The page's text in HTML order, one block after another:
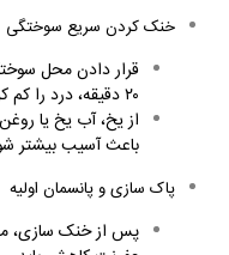
خنک کردن سریع سوختگی
۲۰ دقیقه، درد را کم کرده و از پیشرفت آسیب جلوگیری می کند
از یخ، آب یخ یا
باعث آسیب بیشتر
پاک سازی و پانسمان اولیه
پس از خنک سازی،